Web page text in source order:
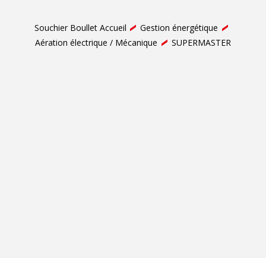
Souchier Boullet Accueil
Gestion énergétique
Aération électrique / Mécanique
SUPERMASTER